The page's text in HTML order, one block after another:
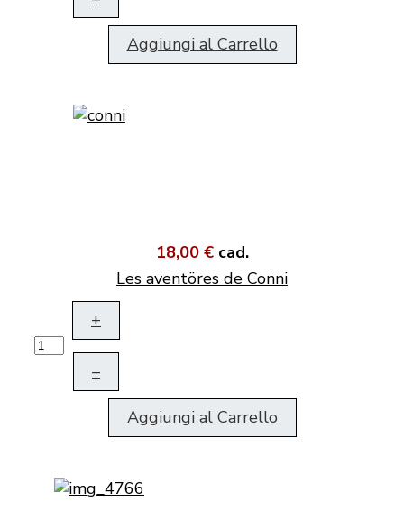
Aggiungi al Carrello
18,00 € cad.
Les aventöres de Conni
+
–
Aggiungi al Carrello